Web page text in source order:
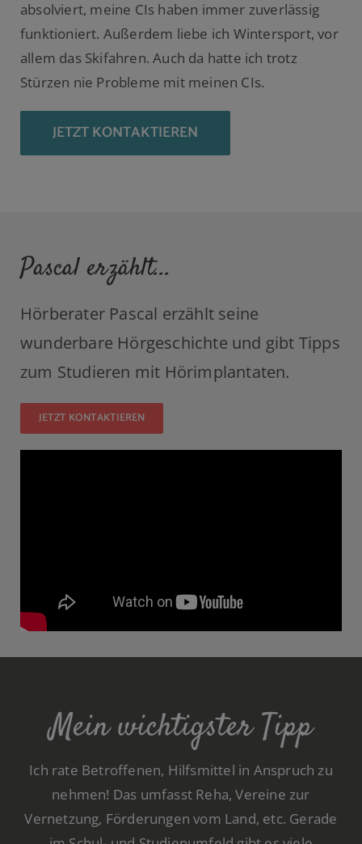
absolviert, meine CIs haben immer zuverlässig
funktioniert. Außerdem liebe ich Wintersport, vor
allem das Skifahren. Auch da hatte ich trotz
Stürzen nie Probleme mit meinen CIs.
JETZT KONTAKTIEREN
Pascal erzählt...
Hörberater Pascal erzählt seine
wunderbare Hörgeschichte und gibt Tipps
zum Studieren mit Hörimplantaten.
JETZT KONTAKTIEREN
Mein wichtigster Tipp
Ich rate Betroffenen, Hilfsmittel in Anspruch zu
nehmen! Das umfasst Reha, Vereine zur
Vernetzung, Förderungen vom Land, etc. Gerade